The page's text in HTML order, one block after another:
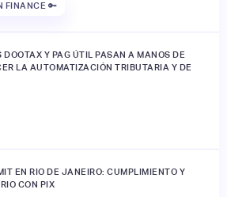
FINANCE 🔑
Y PAG ÚTIL PASAN A MANOS DE
LA AUTOMATIZACIÓN TRIBUTARIA Y DE
EN RIO DE JANEIRO: CUMPLIMIENTO Y
CON PIX